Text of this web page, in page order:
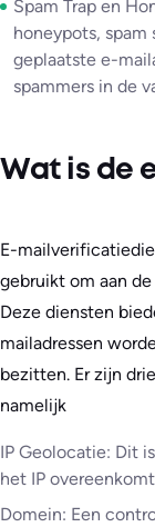
Spam Trap en
honeypots, spam
geplaatste e-
spammers in de
Wat is de
E-
gebruikt om aan
Deze diensten
mailadressen
bezitten. Er zijn
namelijk
IP Geolocatie: Dit
het IP
Domein: Een